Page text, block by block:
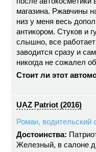
магазина. Ржавчины
низ у меня весь
антикором. Стуков и
слышно, все
заводится сразу и
никогда не сожалел
Стоит ли этот
UAZ Patriot (2016)
Роман, водительский
Достоинства:
Железный, в салоне